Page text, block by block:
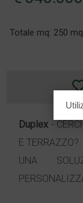
Totale mq: 250 mq
Duplex -
E TERRAZZO?
UNA